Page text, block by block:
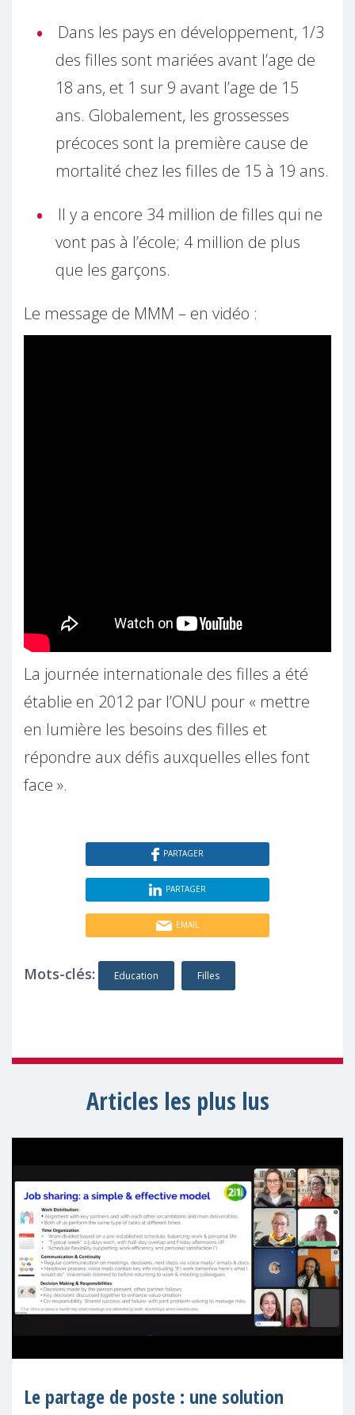
Dans les pays en développement, 1/3
des filles sont mariées avant l’age de
18 ans, et 1 sur 9 avant l’age de 15
ans. Globalement, les grossesses
précoces sont la première cause de
mortalité chez les filles de 15 à 19 ans.
Il y a encore 34 million de filles qui ne
vont pas à l’école; 4 million de plus
que les garçons.
Le message de MMM – en vidéo :
La journée internationale des filles a été
établie en 2012 par l’ONU pour « mettre
en lumière les besoins des filles et
répondre aux défis auxquelles elles font
face ».
PARTAGER
PARTAGER
EMAIL
Mots-clés: Education Filles
Articles les plus lus
Le partage de poste : une solution